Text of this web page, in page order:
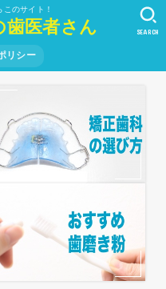
のサイト！
医者さん
リシー
SEARCH